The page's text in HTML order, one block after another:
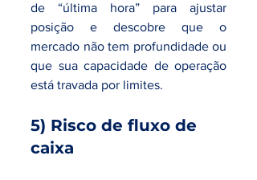
de “última hora” para ajustar
posição e descobre que o
mercado não tem profundidade ou
que sua capacidade de operação
está travada por limites.
5) Risco de fluxo de
caixa